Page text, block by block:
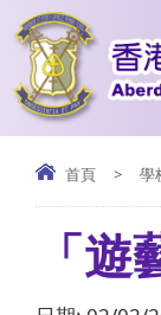
首頁 > 學
「